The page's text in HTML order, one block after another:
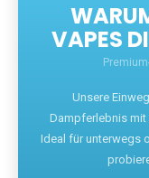
VAPES
Unsere
Dampferlebnis mit
Ideal für unterwegs